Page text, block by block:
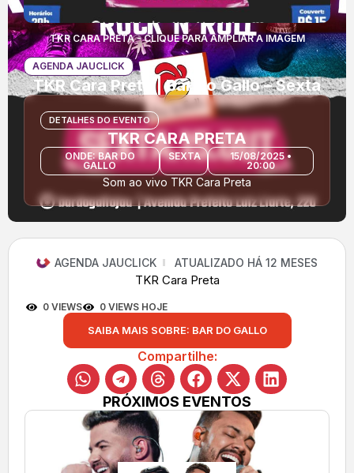
AGENDA JAUCLICK
TKR Cara Preta | Bar do Gallo – Sexta
DETALHES DO EVENTO
TKR CARA PRETA
ONDE: BAR DO
GALLO
SEXTA
15/08/2025 •
20:00
Som ao vivo TKR Cara Preta
TKR CARA PRETA - CLIQUE PARA AMPLIAR A IMAGEM
AGENDA JAUCLICK ATUALIZADO HÁ 12 MESES
TKR Cara Preta
0 VIEWS 0 VIEWS HOJE
SAIBA MAIS SOBRE: BAR DO GALLO
Compartilhe:
PRÓXIMOS EVENTOS